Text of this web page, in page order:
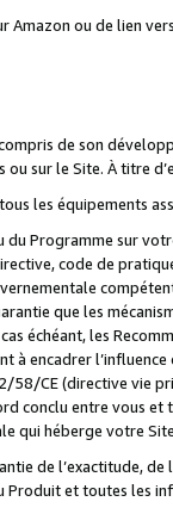
Amazon ou de lien
de son
sur le Site. À titre
les équipements
du Programme sur
code de
que les
échéant, les
à encadrer
CE (directive vie
conclu entre vous
qui héberge votre
de l’exactitude,
et toutes les